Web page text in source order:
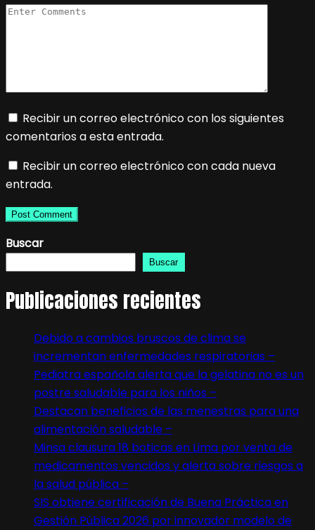
Recibir un correo electrónico con los siguientes
comentarios a esta entrada.
Recibir un correo electrónico con cada nueva
entrada.
Buscar
Buscar
Publicaciones recientes
Debido a cambios bruscos de clima se
incrementan enfermedades respiratorias –
Pediatra española alerta que la gelatina no es un
postre saludable para los niños –
Destacan beneficios de las menestras para una
alimentación saludable –
Minsa clausura 18 boticas en Lima por venta de
medicamentos vencidos y alerta sobre riesgos a
la salud pública –
SIS obtiene certificación de Buena Práctica en
Gestión Pública 2026 por innovador modelo de